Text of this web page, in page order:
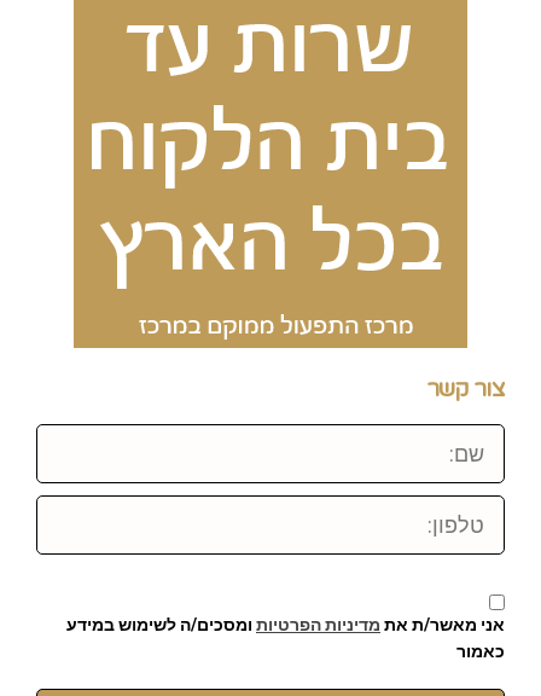
צור קשר
שם:
טלפון:
אני מאשר/ת את מדיניות הפרטיות ומסכים/ה לשימוש במידע
כאמור